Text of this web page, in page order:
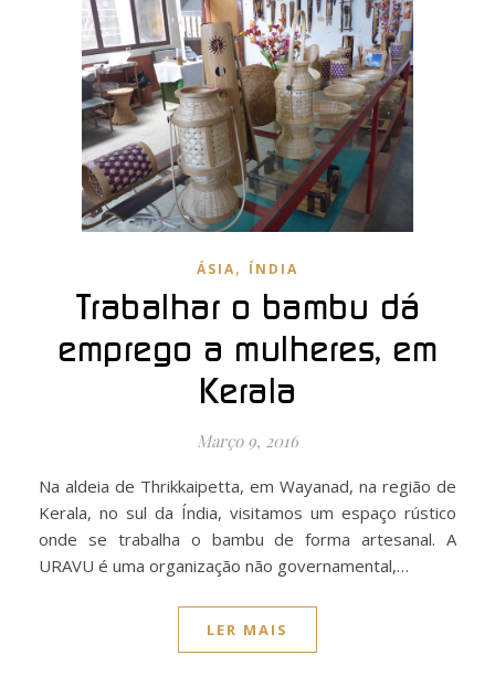
ÁSIA, ÍNDIA
Trabalhar o bambu dá
emprego a mulheres, em
Kerala
Março 9, 2016
Na aldeia de Thrikkaipetta, em Wayanad, na região de
Kerala, no sul da Índia, visitamos um espaço rústico
onde se trabalha o bambu de forma artesanal. A
URAVU é uma organização não governamental,…
LER MAIS